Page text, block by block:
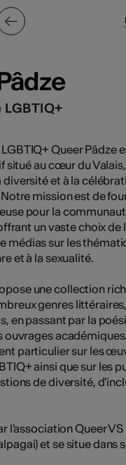
Queer Pâdze
situé au cœur du
et à la
mission est de
pour la
un vaste choix de
médias sur les
et à la sexualité.
une collection
genres
en passant par la
ouvrages
particulier sur les
ainsi que sur les
de diversité,
l'association Queer VS
et se situe dans